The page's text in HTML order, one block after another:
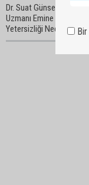
Dr. Suat Günsel Girne
Uzmanı Emine Ünal
Yetersizliği Nedeni İle